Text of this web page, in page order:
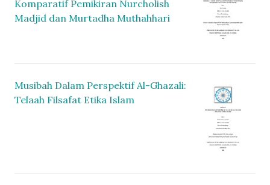
Komparatif Pemikiran Nurcholish
Madjid dan Murtadha Muthahhari
Musibah Dalam Perspektif Al-Ghazali:
Telaah Filsafat Etika Islam